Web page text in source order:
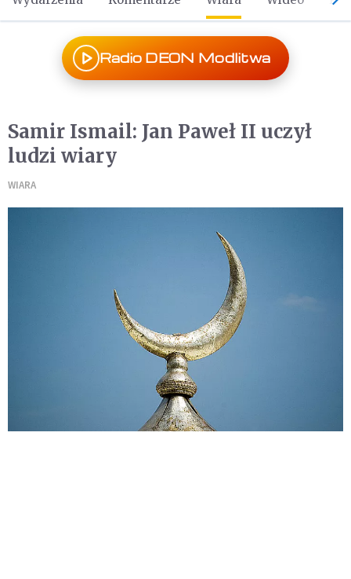
Radio DEON Modlitwa
Samir Ismail: Jan Paweł II uczył
ludzi wiary
WIARA